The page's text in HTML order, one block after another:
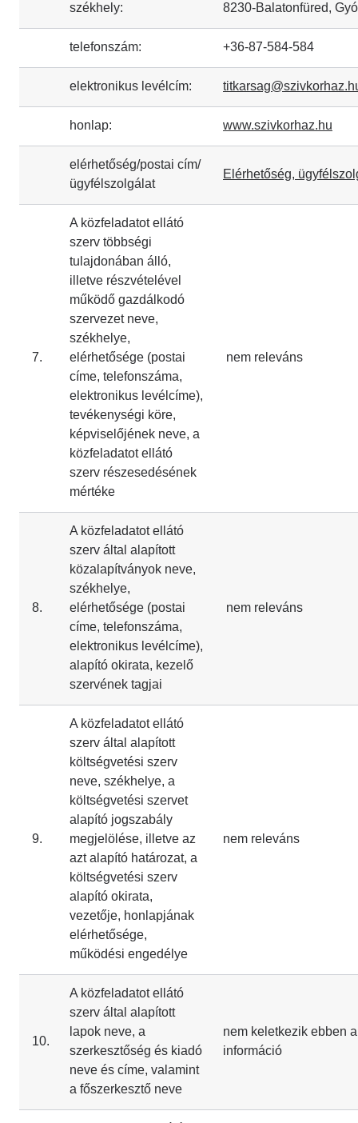
székhely: 8230-Balatonfüred,
telefonszám: +36-87-584-584
elektronikus levélcím:
honlap: www.szivkorhaz.hu
elérhetőség/postai cím/
ügyfélszolgálat
Elérhetőség,
7.
A közfeladatot ellátó
szerv többségi
tulajdonában álló,
illetve részvételével
működő gazdálkodó
szervezet neve,
székhelye,
elérhetősége (postai
címe, telefonszáma,
elektronikus levélcíme),
tevékenységi köre,
képviselőjének neve, a
közfeladatot ellátó
szerv részesedésének
mértéke
nem releváns
8.
A közfeladatot ellátó
szerv által alapított
közalapítványok neve,
székhelye,
elérhetősége (postai
címe, telefonszáma,
elektronikus levélcíme),
alapító okirata, kezelő
szervének tagjai
nem releváns
9.
A közfeladatot ellátó
szerv által alapított
költségvetési szerv
neve, székhelye, a
költségvetési szervet
alapító jogszabály
megjelölése, illetve az
azt alapító határozat, a
költségvetési szerv
alapító okirata,
vezetője, honlapjának
elérhetősége,
működési engedélye
nem releváns
10.
A közfeladatot ellátó
szerv által alapított
lapok neve, a
szerkesztőség és kiadó
neve és címe, valamint
a főszerkesztő neve
nem keletkezik ebben
információ